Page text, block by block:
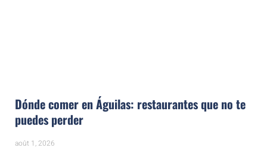
Dónde comer en Águilas: restaurantes que no te
puedes perder
août 1, 2026